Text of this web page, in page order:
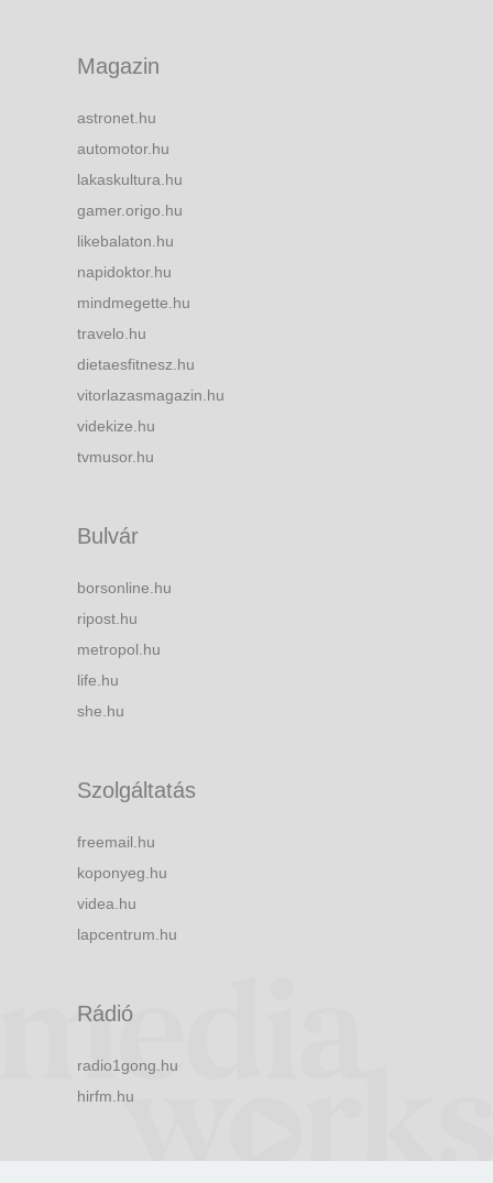
Magazin
astronet.hu
automotor.hu
lakaskultura.hu
gamer.origo.hu
likebalaton.hu
napidoktor.hu
mindmegette.hu
travelo.hu
dietaesfitnesz.hu
vitorlazasmagazin.hu
videkize.hu
tvmusor.hu
Bulvár
borsonline.hu
ripost.hu
metropol.hu
life.hu
she.hu
Szolgáltatás
freemail.hu
koponyeg.hu
videa.hu
lapcentrum.hu
Rádió
radio1gong.hu
hirfm.hu